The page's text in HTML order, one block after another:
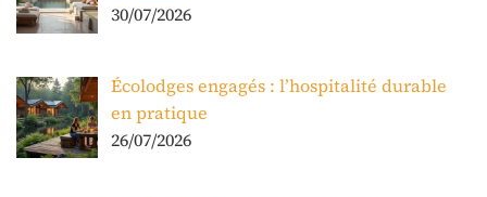
30/07/2026
Écolodges engagés : l’hospitalité durable
en pratique
26/07/2026